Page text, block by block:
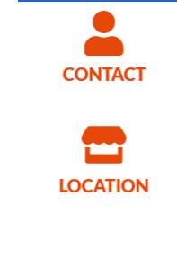
CONTACT
LOCATION